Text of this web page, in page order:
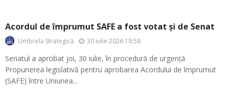
Acordul de împrumut SAFE a fost votat și de Senat
Umbrela Strategică 30 iulie 2026 18:58
Senatul a aprobat joi, 30 iulie, în procedură de urgență
Propunerea legislativă pentru aprobarea Acordului de împrumut
(SAFE) între Uniunea...